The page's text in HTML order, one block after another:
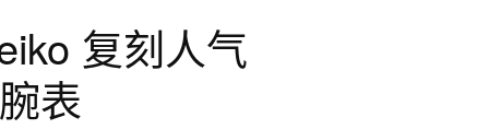
复刻人气
表